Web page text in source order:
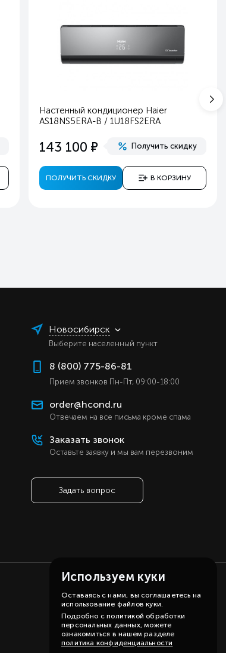
Настенный кондиционер Haier
AS18NS5ERA-B / 1U18FS2ERA
143 100 е Получить скидку
ПОЛУЧИТЬ СКИДКУ В КОРЗИНУ
Новосибирск
Выберите населенный пункт
8 (800) 775-86-81
Прием звонков Пн-Пт, 09:00-18:00
order@hcond.ru
Отвечаем на все письма кроме спама
Заказать звонок
Оставьте заявку и мы вам перезвоним
Задать вопрос
Используем куки
Оставаясь с нами, вы соглашаетесь на
использование файлов куки.
Подробно с политикой обработки
персональных данных, можете
ознакомиться в нашем разделе
политика конфиденциальности